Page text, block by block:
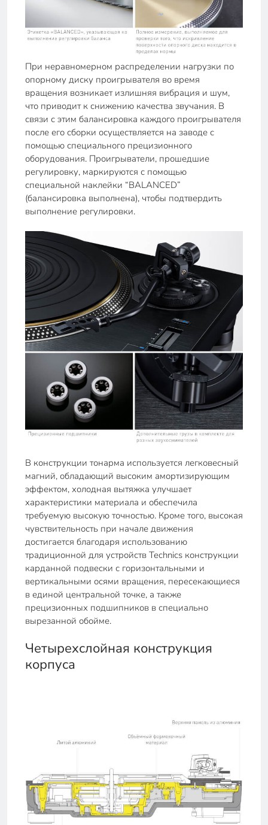
При неравномерном распределении нагрузки по
опорному диску проигрывателя во время
вращения возникает излишняя вибрация и шум,
что приводит к снижению качества звучания. В
связи с этим балансировка каждого проигрывателя
после его сборки осуществляется на заводе с
помощью специального прецизионного
оборудования. Проигрыватели, прошедшие
регулировку, маркируются с помощью
специальной наклейки “BALANCED”
(балансировка выполнена), чтобы подтвердить
выполнение регулировки.
В конструкции тонарма используется легковесный
магний, обладающий высоким амортизирующим
эффектом, холодная вытяжка улучшает
характеристики материала и обеспечила
требуемую высокую точностью. Кроме того, высокая
чувствительность при начале движения
достигается благодаря использованию
традиционной для устройств Technics конструкции
карданной подвески с горизонтальными и
вертикальными осями вращения, пересекающиеся
в единой центральной точке, а также
прецизионных подшипников в специально
вырезанной обойме.
Четырехслойная конструкция
корпуса